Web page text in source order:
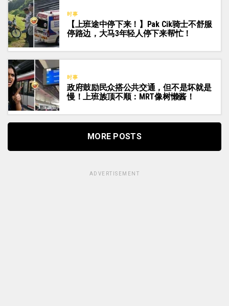
时事
【上班途中停下来！】Pak Cik骑士不舒服
停路边，大马3年轻人停下来帮忙！
时事
政府鼓励民众搭公共交通，但不是坏就是
慢！上班族顶不顺：MRT像树懒酱！
MORE POSTS
ADVERTISEMENT